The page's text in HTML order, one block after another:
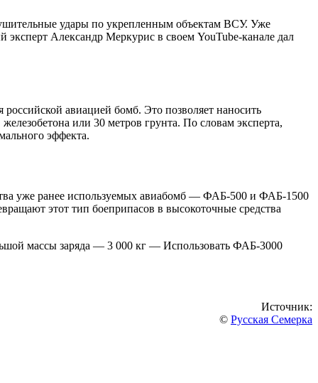
удары по укрепленным объектам ВСУ. Уже
эксперт Александр Меркурис в своем YouTube-канале дал
авиацией бомб. Это позволяет наносить
или 30 метров грунта. По словам эксперта,
эффекта.
уже ранее используемых авиабомб — ФАБ-500 и ФАБ-1500
этот тип боеприпасов в высокоточные средства
массы заряда — 3 000 кг — Использовать ФАБ-3000
Источник:
© Русская Семерка